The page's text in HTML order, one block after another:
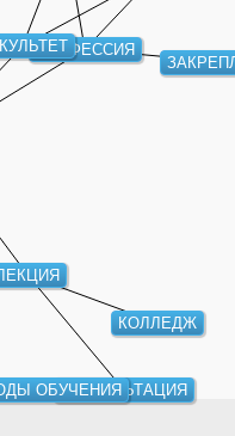
ПРОФЕССИЯ
КОНСУЛЬТАЦИЯ
КОЛЛЕДЖ
ОБУЧЕНИЯ